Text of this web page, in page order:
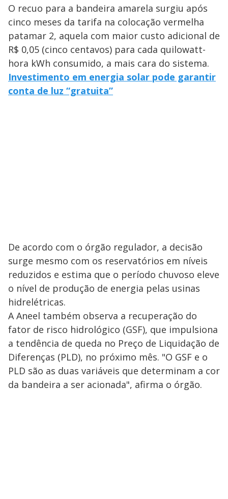
O recuo para a bandeira amarela surgiu após
cinco meses da tarifa na colocação vermelha
patamar 2, aquela com maior custo adicional de
R$ 0,05 (cinco centavos) para cada quilowatt-
hora kWh consumido, a mais cara do sistema.
Investimento em energia solar pode garantir
conta de luz “gratuita”
De acordo com o órgão regulador, a decisão
surge mesmo com os reservatórios em níveis
reduzidos e estima que o período chuvoso eleve
o nível de produção de energia pelas usinas
hidrelétricas.
A Aneel também observa a recuperação do
fator de risco hidrológico (GSF), que impulsiona
a tendência de queda no Preço de Liquidação de
Diferenças (PLD), no próximo mês. "O GSF e o
PLD são as duas variáveis que determinam a cor
da bandeira a ser acionada", afirma o órgão.